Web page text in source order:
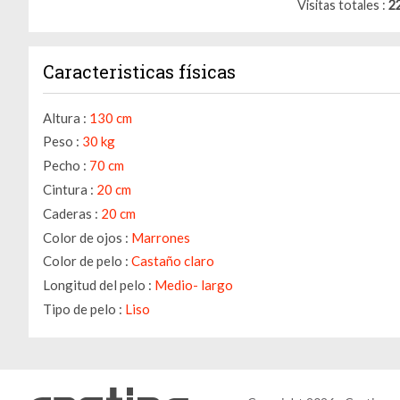
Visitas totales
Caracteristicas físicas
Altura : 130 cm
Peso : 30 kg
Pecho : 70 cm
Cintura : 20 cm
Caderas : 20 cm
Color de ojos : Marrones
Color de pelo : Castaño claro
Longitud del pelo : Medio- largo
Tipo de pelo : Liso